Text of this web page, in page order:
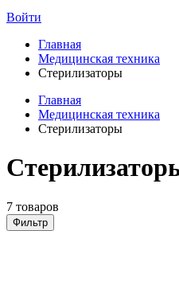
Войти
Главная
Медицинская техника
Стерилизаторы
Главная
Медицинская техника
Стерилизаторы
7 товаров
Фильтр